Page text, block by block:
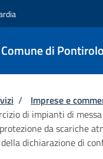
Comune di
di pane
/ Imprese e
di impianti di
da scariche
dichiarazione di